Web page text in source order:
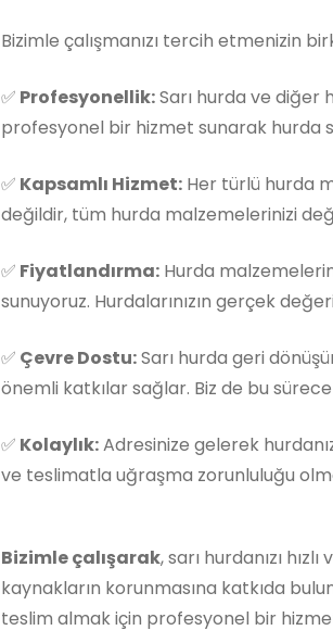
Bizimle çalışmanızı tercih etmenizin
✅ Profesyonellik:Sarı hurda ve diğer
profesyonel bir hizmet sunarak hurda
✅ Kapsamlı Hizmet: Her türlü hurda
değildir, tüm hurda malzemelerinizi
✅ Fiyatlandırma: Hurda
sunuyoruz. Hurdalarınızın gerçek
✅ Çevre Dostu:Sarı hurda geri
önemli katkılar sağlar. Biz de bu
✅ Kolaylık:Adresinize gelerek
ve teslimatla uğraşma zorunluluğu
Bizimle çalışarak, sarı hurdanızı
kaynakların korunmasına katkıda
teslim almak için profesyonel bir